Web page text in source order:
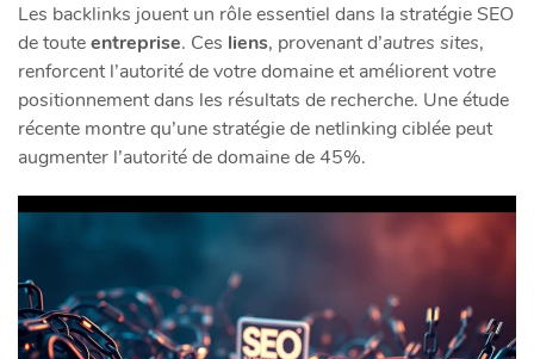
Les backlinks jouent un rôle essentiel dans la stratégie SEO
de touteentreprise. Ces liens, provenant d’autres sites,
renforcent l’autorité de votre domaine et améliorent votre
positionnement dans les résultats de recherche. Une étude
récente montre qu’une stratégie de netlinking ciblée peut
augmenter l’autorité de domaine de 45%.